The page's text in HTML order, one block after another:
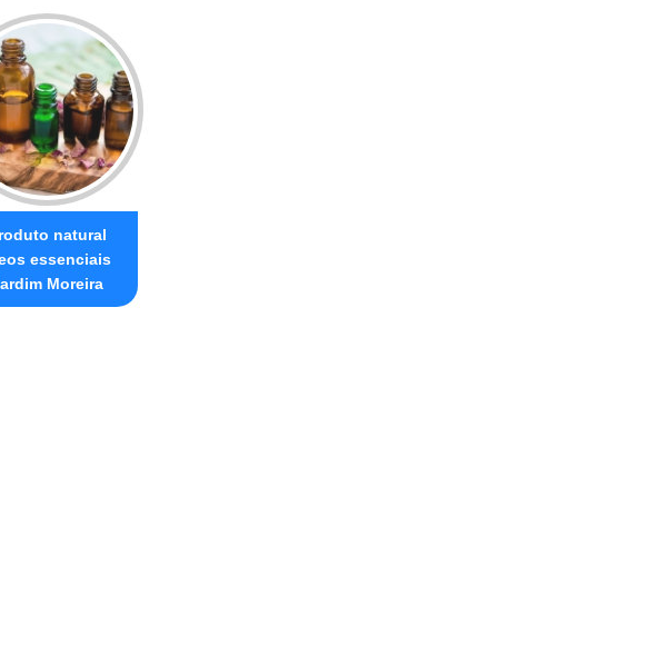
natural
essenciais
Moreira